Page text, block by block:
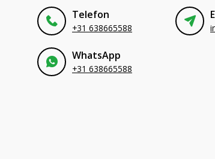
Telefon
+31 638665588
WhatsApp
+31 638665588